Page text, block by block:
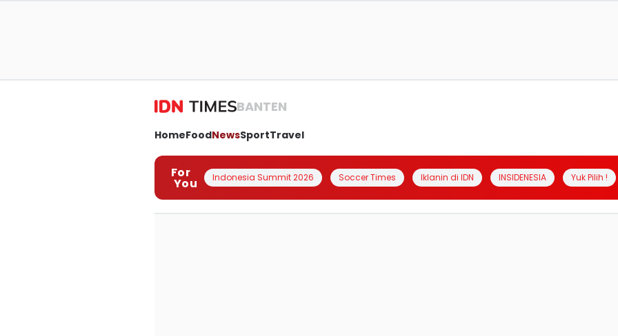
BANTEN
HomeFoodNewsSportTravel
For
You Indonesia Summit 2026 Soccer Times Iklanin di IDN INSIDENESIA Yuk Pilih !